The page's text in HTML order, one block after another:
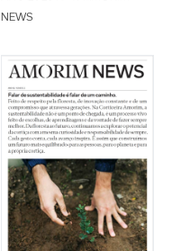
NEWS